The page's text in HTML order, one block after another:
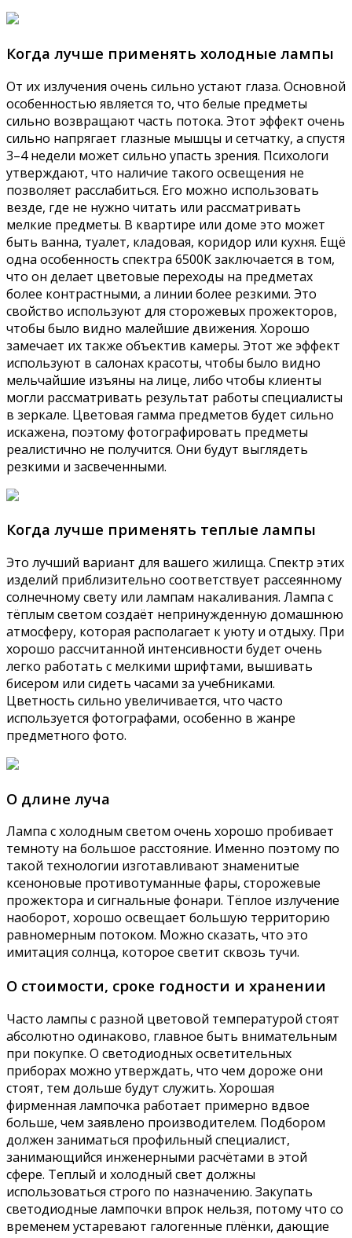
Когда лучше применять холодные лампы
От их излучения очень сильно устают глаза. Основной
особенностью является то, что белые предметы
сильно возвращают часть потока. Этот эффект очень
сильно напрягает глазные мышцы и сетчатку, а спустя
3–4 недели может сильно упасть зрения. Психологи
утверждают, что наличие такого освещения не
позволяет расслабиться. Его можно использовать
везде, где не нужно читать или рассматривать
мелкие предметы. В квартире или доме это может
быть ванна, туалет, кладовая, коридор или кухня. Ещё
одна особенность спектра 6500К заключается в том,
что он делает цветовые переходы на предметах
более контрастными, а линии более резкими. Это
свойство используют для сторожевых прожекторов,
чтобы было видно малейшие движения. Хорошо
замечает их также объектив камеры. Этот же эффект
используют в салонах красоты, чтобы было видно
мельчайшие изъяны на лице, либо чтобы клиенты
могли рассматривать результат работы специалисты
в зеркале. Цветовая гамма предметов будет сильно
искажена, поэтому фотографировать предметы
реалистично не получится. Они будут выглядеть
резкими и засвеченными.
Когда лучше применять теплые лампы
Это лучший вариант для вашего жилища. Спектр этих
изделий приблизительно соответствует рассеянному
солнечному свету или лампам накаливания. Лампа с
тёплым светом создаёт непринужденную домашнюю
атмосферу, которая располагает к уюту и отдыху. При
хорошо рассчитанной интенсивности будет очень
легко работать с мелкими шрифтами, вышивать
бисером или сидеть часами за учебниками.
Цветность сильно увеличивается, что часто
используется фотографами, особенно в жанре
предметного фото.
О длине луча
Лампа с холодным светом очень хорошо пробивает
темноту на большое расстояние. Именно поэтому по
такой технологии изготавливают знаменитые
ксеноновые противотуманные фары, сторожевые
прожектора и сигнальные фонари. Тёплое излучение
наоборот, хорошо освещает большую территорию
равномерным потоком. Можно сказать, что это
имитация солнца, которое светит сквозь тучи.
О стоимости, сроке годности и хранении
Часто лампы с разной цветовой температурой стоят
абсолютно одинаково, главное быть внимательным
при покупке. О светодиодных осветительных
приборах можно утверждать, что чем дороже они
стоят, тем дольше будут служить. Хорошая
фирменная лампочка работает примерно вдвое
больше, чем заявлено производителем. Подбором
должен заниматься профильный специалист,
занимающийся инженерными расчётами в этой
сфере. Теплый и холодный свет должны
использоваться строго по назначению. Закупать
светодиодные лампочки впрок нельзя, потому что со
временем устаревают галогенные плёнки, дающие